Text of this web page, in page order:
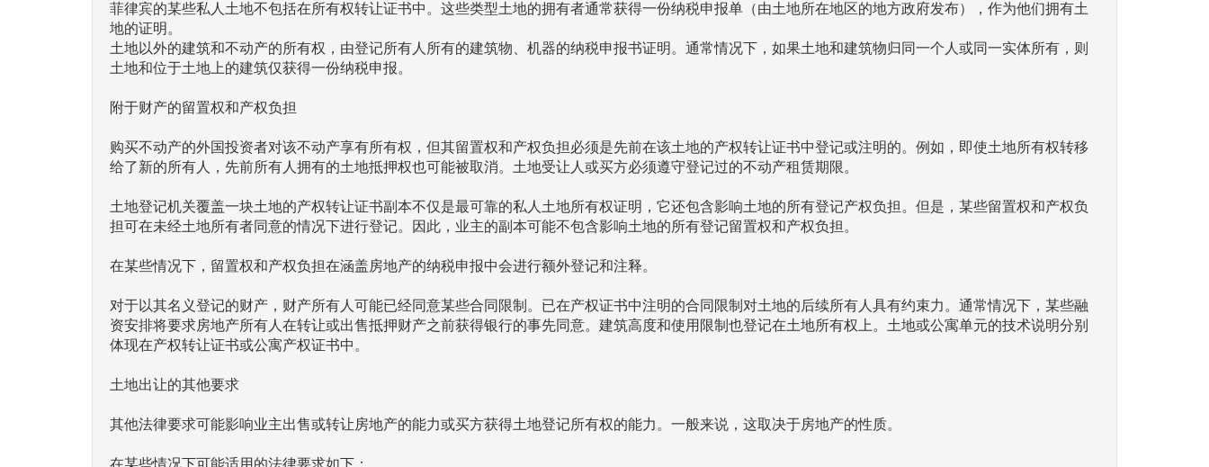
菲律宾的某些私人土地不包括在所有权转让证书中。这些类型土地的拥有者通常获得一份纳税申报单（由土地所在地区的地方政府发布），作为他们拥有土
地的证明。
土地以外的建筑和不动产的所有权，由登记所有人所有的建筑物、机器的纳税申报书证明。通常情况下，如果土地和建筑物归同一个人或同一实体所有，则
土地和位于土地上的建筑仅获得一份纳税申报。
附于财产的留置权和产权负担
购买不动产的外国投资者对该不动产享有所有权，但其留置权和产权负担必须是先前在该土地的产权转让证书中登记或注明的。例如，即使土地所有权转移
给了新的所有人，先前所有人拥有的土地抵押权也可能被取消。土地受让人或买方必须遵守登记过的不动产租赁期限。
土地登记机关覆盖一块土地的产权转让证书副本不仅是最可靠的私人土地所有权证明，它还包含影响土地的所有登记产权负担。但是，某些留置权和产权负
担可在未经土地所有者同意的情况下进行登记。因此，业主的副本可能不包含影响土地的所有登记留置权和产权负担。
在某些情况下，留置权和产权负担在涵盖房地产的纳税申报中会进行额外登记和注释。
对于以其名义登记的财产，财产所有人可能已经同意某些合同限制。已在产权证书中注明的合同限制对土地的后续所有人具有约束力。通常情况下，某些融
资安排将要求房地产所有人在转让或出售抵押财产之前获得银行的事先同意。建筑高度和使用限制也登记在土地所有权上。土地或公寓单元的技术说明分别
体现在产权转让证书或公寓产权证书中。
土地出让的其他要求
其他法律要求可能影响业主出售或转让房地产的能力或买方获得土地登记所有权的能力。一般来说，这取决于房地产的性质。
在某些情况下可能适用的法律要求如下：